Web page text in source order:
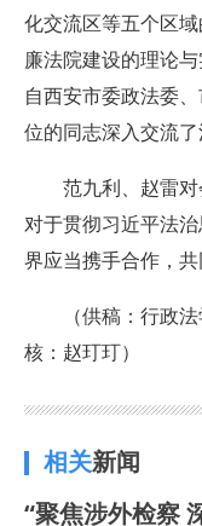
化交流区等五个区
廉法院建设的理论
自西安市委政法委
位的同志深入交流了
范九利 赵雷对
对于贯彻习近平法治
界应当携手合作，共
（供稿： 行政
核：赵玎玎）
相关新闻